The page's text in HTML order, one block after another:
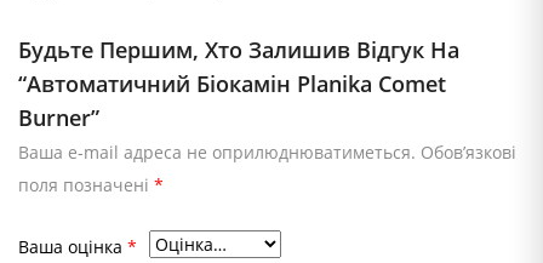
Будьте Першим, Хто Залишив Відгук На
“Автоматичний Біокамін Planika Comet
Burner”
Ваша e-mail адреса не оприлюднюватиметься. Обов’язкові
поля позначені *
Ваша оцінка *